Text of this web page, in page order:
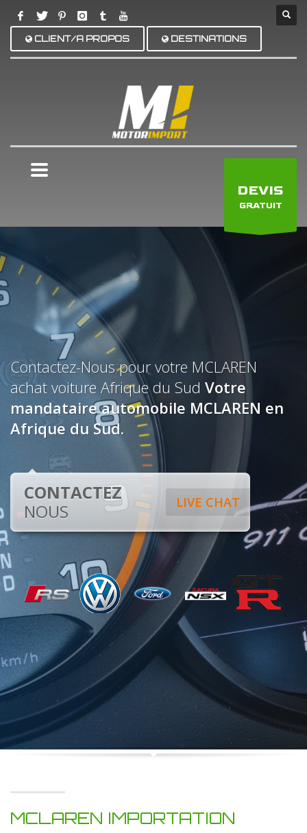
CLIENT/A PROPOS DESTINATIONS
DEVIS
GRATUIT
Contactez-Nous pour votre MCLAREN
achat voiture Afrique du Sud Votre
mandataire automobile MCLAREN en
Afrique du Sud.
LIVE CHAT
CONTACTEZ
NOUS
MCLAREN IMPORTATION